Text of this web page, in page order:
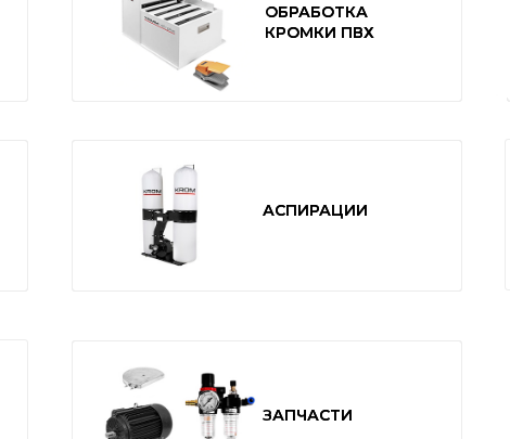
АСПИРАЦИИ
ЗАПЧАСТИ
ОБРАБОТКА
КРОМКИ ПВХ
АСПИРАЦИИ
ЗАПЧАСТИ
ОБРАБОТКА
КРОМКИ ПВХ